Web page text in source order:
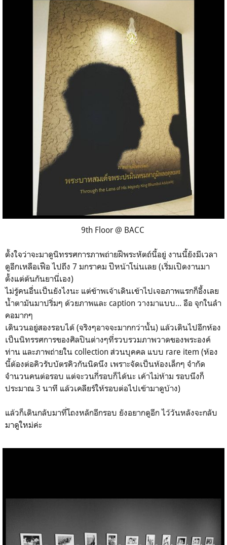
9th Floor @ BACC
ตั้งใจว่าจะมาดูนิทรรศการภาพถ่ายฝีพระหัตถ์นี้อยู่ งานนี้ยังมีเวลา
ดูอีกเหลือเฟือ ไปถึง 7 มกราคม ปีหน้าโน่นเลย (เริ่มเปิดงานมา
ตั้งแต่ต้นกันยานี่เอง)
ไม่รู้คนอื่นเป็นยังไงนะ แต่ข้าพเจ้าเดินเข้าไปเจอภาพแรกก็อึ้งเลย
น้ำตามันมาปริ่มๆ ด้วยภาพและ caption วางมาแบบ... อือ จุกในลำ
คอมากๆ
เดินวนอยู่สองรอบได้ (จริงๆอาจจะมากกว่านั้น) แล้วเดินไปอีกห้อง
เป็นนิทรรศการของศิลปินต่างๆที่รวบรวมภาพวาดของพระองค์
ท่าน และภาพถ่ายใน collection ส่วนบุคคล แบบ rare item (ห้อง
นี้ต้องต่อคิวรับบัตรคิวกันนิดนึง เพราะจัดเป็นห้องเล็กๆ จำกัด
จำนวนคนต่อรอบ แต่จะวนกี่รอบก็ได้นะ เค้าไม่ห้าม รอบนึงก็
ประมาณ 3 นาที แล้วเคลียร์ให้รอบต่อไปเข้ามาดูบ้าง)
แล้วก็เดินกลับมาที่โถงหลักอีกรอบ ยังอยากดูอีก ไว้วันหลังจะกลับ
มาดูใหม่ค่ะ